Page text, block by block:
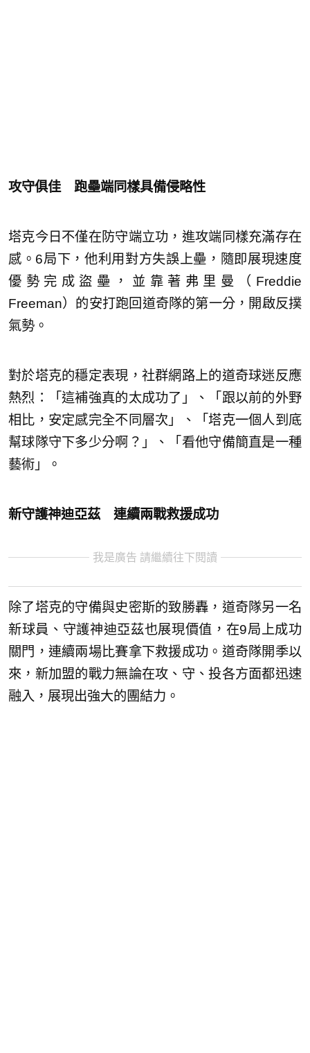
攻守俱佳 跑壘端同樣具備侵略性
塔克今日不僅在防守端立功，進攻端同樣充滿存在
感。6局下，他利用對方失誤上壘，隨即展現速度
優勢完成盜壘，並靠著弗里曼（Freddie
Freeman）的安打跑回道奇隊的第一分，開啟反撲
氣勢。
對於塔克的穩定表現，社群網路上的道奇球迷反應
熱烈：「這補強真的太成功了」、「跟以前的外野
相比，安定感完全不同層次」、「塔克一個人到底
幫球隊守下多少分啊？」、「看他守備簡直是一種
藝術」。
新守護神迪亞茲 連續兩戰救援成功
我是廣告 請繼續往下閱讀
除了塔克的守備與史密斯的致勝轟，道奇隊另一名
新球員、守護神迪亞茲也展現價值，在9局上成功
關門，連續兩場比賽拿下救援成功。道奇隊開季以
來，新加盟的戰力無論在攻、守、投各方面都迅速
融入，展現出強大的團結力。